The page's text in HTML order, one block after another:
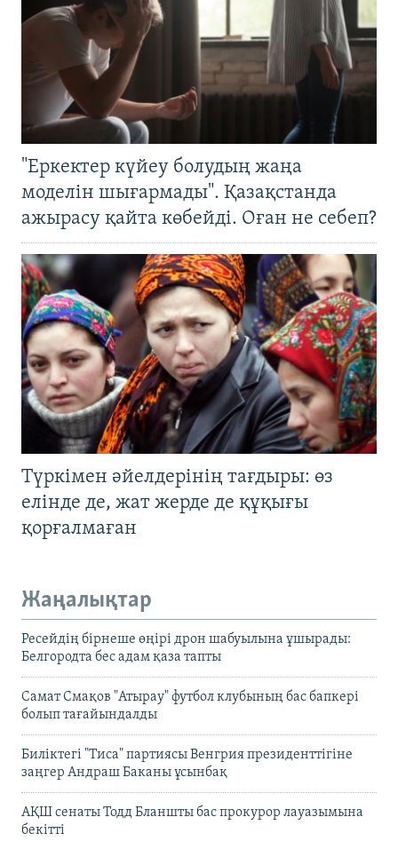
"Еркектер күйеу болудың жаңа
моделін шығармады". Қазақстанда
ажырасу қайта көбейді. Оған не себеп?
Түркімен әйелдерінің тағдыры: өз
елінде де, жат жерде де құқығы
қорғалмаған
Жаңалықтар
Ресейдің бірнеше өңірі дрон шабуылына ұшырады:
Белгородта бес адам қаза тапты
Самат Смақов "Атырау" футбол клубының бас бапкері
болып тағайындалды
Биліктегі "Тиса" партиясы Венгрия президенттігіне
заңгер Андраш Баканы ұсынбақ
АҚШ сенаты Тодд Бланшты бас прокурор лауазымына
бекітті